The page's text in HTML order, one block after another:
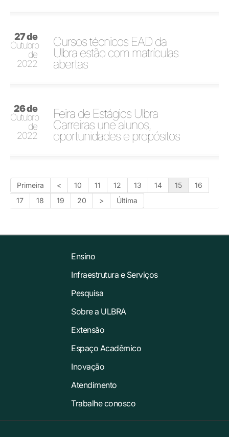
27 de
Outubro
de
2022
Cursos técnicos EAD da
Ulbra estão com matrículas
abertas
26 de
Outubro
de
2022
Feira de Estágios Ulbra
Carreiras une alunos,
oportunidades e propósitos
Primeira < 10 11 12 13 14 15
16
17
18 19 20 > Última
Ensino
Infraestrutura e Serviços
Pesquisa
Sobre a ULBRA
Extensão
Espaço Acadêmico
Inovação
Atendimento
Trabalhe conosco